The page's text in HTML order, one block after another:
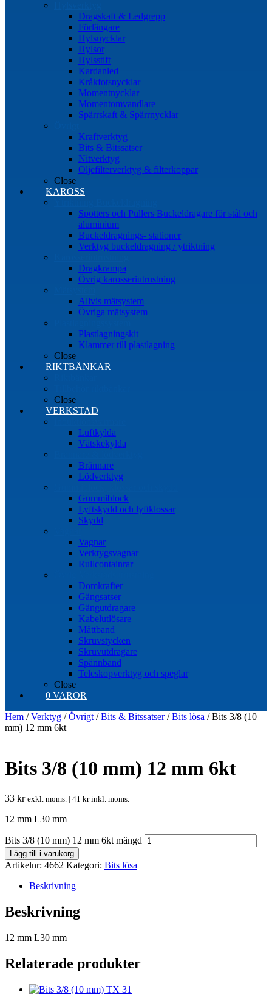
Dragskaft & Ledgrepp
Förlängare
Hylsnycklar
Hylsor
Hylsstift
Kardanled
Kråkfotsnycklar
Momentnycklar
Momentomvandlare
Spärrskaft & Spärrnycklar
Kraftverktyg
Bits & Bitssatser
Nitverktyg
Oljefilterverktyg & filterkoppar
Close
KAROSS
Spotters och Pullers Buckeldragare för stål och
aluminium
Buckeldragnings- stationer
Verktyg buckeldragning / ytriktning
Dragkrampa
Övrig karosseriutrustning
Allvis mätsystem
Övriga mätsystem
Plastlagningskit
Klammer till plastlagning
Close
RIKTBÄNKAR
Close
VERKSTAD
Luftkylda
Vätskekylda
Brännare
Lödverktyg
Gummiblock
Lyftskydd och lyftklossar
Skydd
Vagnar
Verktygsvagnar
Rullcontainrar
Domkrafter
Gängsatser
Gängutdragare
Kabelutlösare
Måttband
Skruvstycken
Skruvutdragare
Spännband
Teleskopverktyg och speglar
Close
0 VAROR
Hem /Verktyg /Övrigt /Bits & Bitssatser/Bits lösa / Bits 3/8 (10
mm) 12 mm 6kt
Bits 3/8 (10 mm) 12 mm 6kt
33 kr exkl. moms. | 41 krinkl. moms.
12 mm L30 mm
Bits 3/8 (10 mm) 12 mm 6kt mängd
Lägg till i varukorg
Artikelnr: 4662 Kategori: Bits lösa
Beskrivning
Beskrivning
12 mm L30 mm
Relaterade produkter